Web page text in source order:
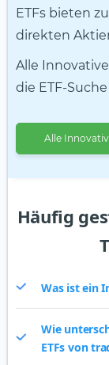
ETFs bieten
direkten
Alle
die ETF-
Alle
Häufig
Was ist ein
Wie
ETFs von